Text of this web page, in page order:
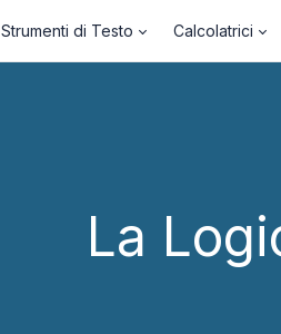
Strumenti di Testo Calcolatrici
La